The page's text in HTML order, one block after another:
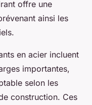
offre une
ainsi les
en acier incluent
importantes,
selon les
construction. Ces